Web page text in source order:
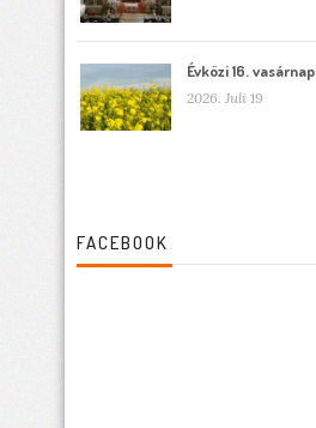
Évközi 16. vasárnap
2026. Juli 19
FACEBOOK